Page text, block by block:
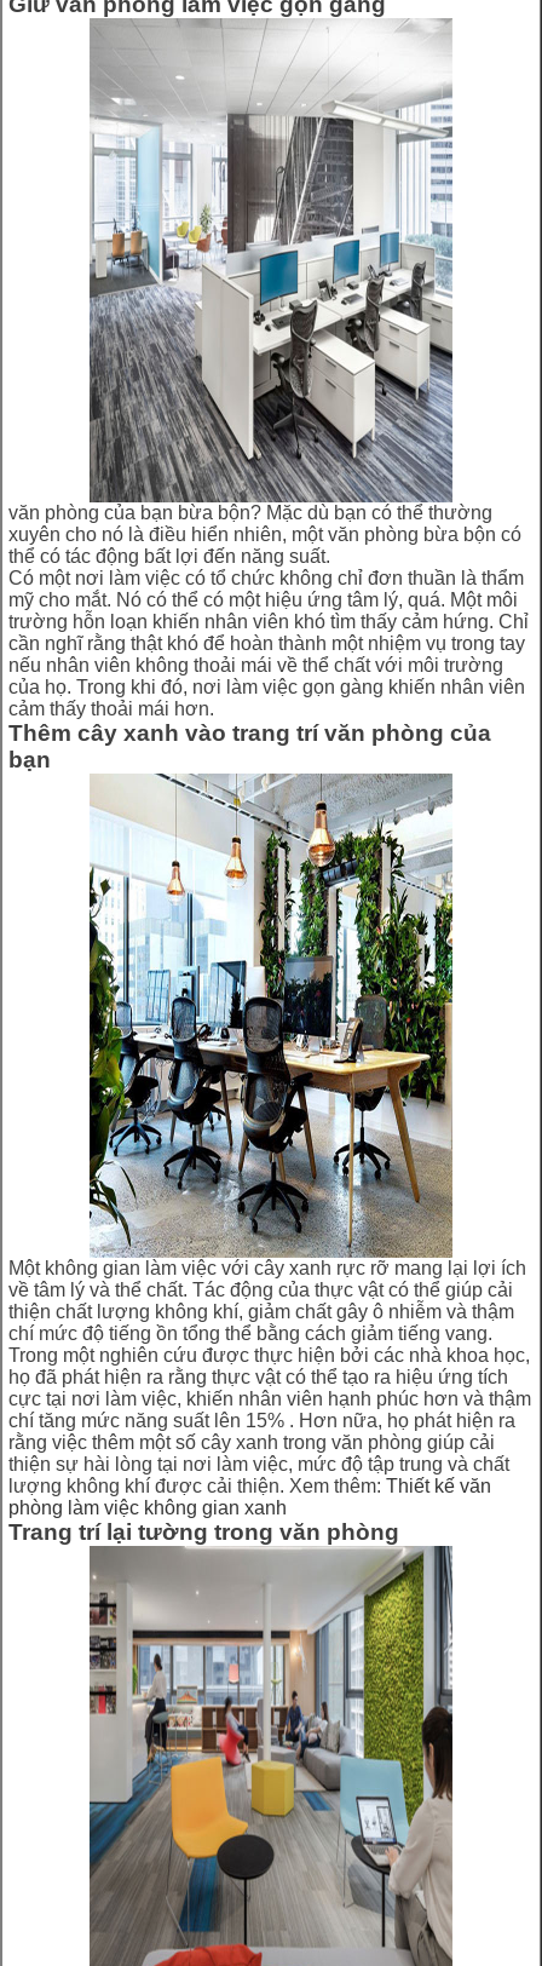
văn phòng của bạn bừa bộn? Mặc dù bạn có thể thường
xuyên cho nó là điều hiển nhiên, một văn phòng bừa bộn có
thể có tác động bất lợi đến năng suất.
Có một nơi làm việc có tổ chức không chỉ đơn thuần là thẩm
mỹ cho mắt. Nó có thể có một hiệu ứng tâm lý, quá. Một môi
trường hỗn loạn khiến nhân viên khó tìm thấy cảm hứng. Chỉ
cần nghĩ rằng thật khó để hoàn thành một nhiệm vụ trong tay
nếu nhân viên không thoải mái về thể chất với môi trường
của họ. Trong khi đó, nơi làm việc gọn gàng khiến nhân viên
cảm thấy thoải mái hơn.
Thêm cây xanh vào trang trí văn phòng của
bạn
Một không gian làm việc với cây xanh rực rỡ mang lại lợi ích
về tâm lý và thể chất. Tác động của thực vật có thể giúp cải
thiện chất lượng không khí, giảm chất gây ô nhiễm và thậm
chí mức độ tiếng ồn tổng thể bằng cách giảm tiếng vang.
Trong một nghiên cứu được thực hiện bởi các nhà khoa học,
họ đã phát hiện ra rằng thực vật có thể tạo ra hiệu ứng tích
cực tại nơi làm việc, khiến nhân viên hạnh phúc hơn và thậm
chí tăng mức năng suất lên 15% . Hơn nữa, họ phát hiện ra
rằng việc thêm một số cây xanh trong văn phòng giúp cải
thiện sự hài lòng tại nơi làm việc, mức độ tập trung và chất
lượng không khí được cải thiện. Xem thêm: Thiết kế văn
phòng làm việc không gian xanh
Trang trí lại tường trong văn phòng